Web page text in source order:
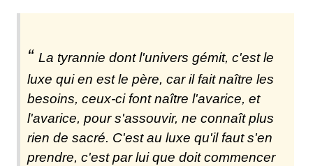
La tyrannie dont l'univers gémit, c'est le
luxe qui en est le père, car il fait naître les
besoins, ceux-ci font naître l'avarice, et
l'avarice, pour s'assouvir, ne connaît plus
rien de sacré. C'est au luxe qu'il faut s'en
prendre, c'est par lui que doit commencer